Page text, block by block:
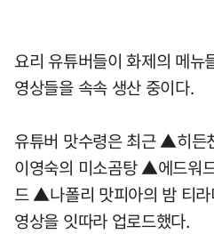
요리 유튜버들이 화제의 메뉴
영상들을 속속 생산 중이다.
유튜버 맛수령은 최근 ▲히
이영숙의 미소곰탕 ▲에드워
드 ▲나폴리 맛피아의 밤 티
영상을 잇따라 업로드했다.